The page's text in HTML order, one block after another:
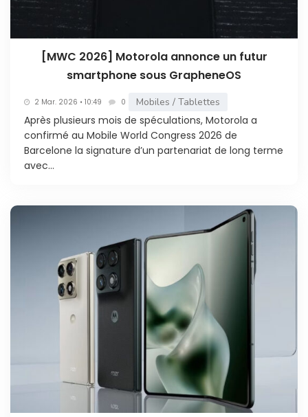
[MWC 2026] Motorola annonce un futur
smartphone sous GrapheneOS
2 Mar. 2026 • 10:49 0 Mobiles / Tablettes
Après plusieurs mois de spéculations, Motorola a
confirmé au Mobile World Congress 2026 de
Barcelone la signature d’un partenariat de long terme
avec...